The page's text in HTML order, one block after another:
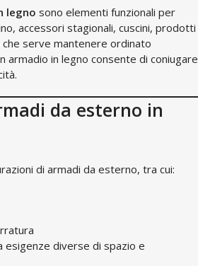
legno sono elementi funzionali per
accessori stagionali, cuscini, prodotti
serve mantenere ordinato
armadio in legno consente di coniugare
da esterno in
di armadi da esterno, tra cui:
esigenze diverse di spazio e